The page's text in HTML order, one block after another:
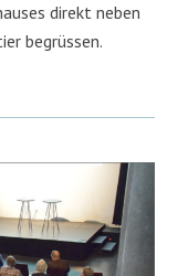
direkt neben
begrüssen.